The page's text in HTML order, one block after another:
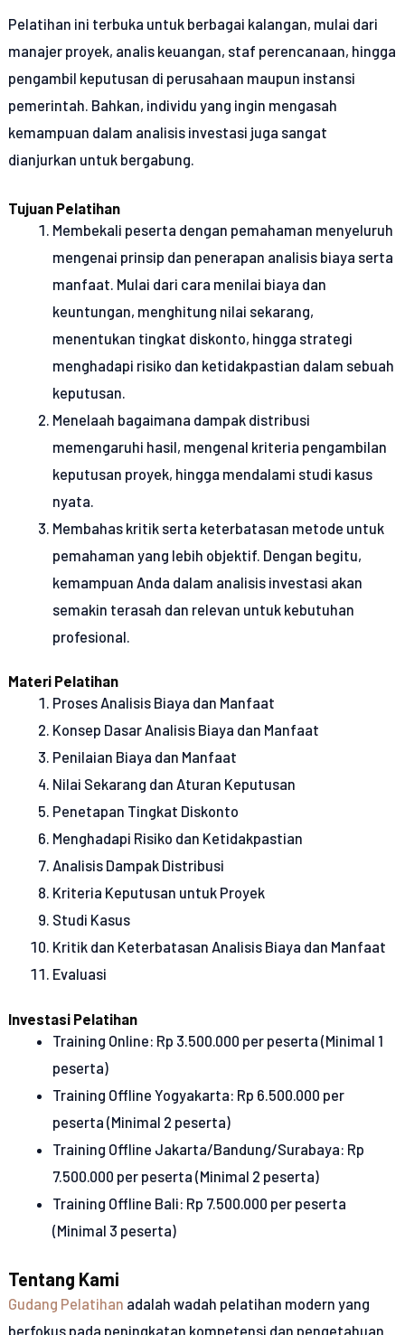
Pelatihan ini terbuka untuk berbagai kalangan, mulai dari
manajer proyek, analis keuangan, staf perencanaan, hingga
pengambil keputusan di perusahaan maupun instansi
pemerintah. Bahkan, individu yang ingin mengasah
kemampuan dalam analisis investasi juga sangat
dianjurkan untuk bergabung.
Tujuan Pelatihan
Membekali peserta dengan pemahaman menyeluruh
mengenai prinsip dan penerapan analisis biaya serta
manfaat. Mulai dari cara menilai biaya dan
keuntungan, menghitung nilai sekarang,
menentukan tingkat diskonto, hingga strategi
menghadapi risiko dan ketidakpastian dalam sebuah
keputusan.
Menelaah bagaimana dampak distribusi
memengaruhi hasil, mengenal kriteria pengambilan
keputusan proyek, hingga mendalami studi kasus
nyata.
Membahas kritik serta keterbatasan metode untuk
pemahaman yang lebih objektif. Dengan begitu,
kemampuan Anda dalam analisis investasi akan
semakin terasah dan relevan untuk kebutuhan
profesional.
Materi Pelatihan
Proses Analisis Biaya dan Manfaat
Konsep Dasar Analisis Biaya dan Manfaat
Penilaian Biaya dan Manfaat
Nilai Sekarang dan Aturan Keputusan
Penetapan Tingkat Diskonto
Menghadapi Risiko dan Ketidakpastian
Analisis Dampak Distribusi
Kriteria Keputusan untuk Proyek
Studi Kasus
Kritik dan Keterbatasan Analisis Biaya dan Manfaat
Evaluasi
Investasi Pelatihan
Training Online: Rp 3.500.000 per peserta (Minimal 1
peserta)
Training Offline Yogyakarta: Rp 6.500.000 per
peserta (Minimal 2 peserta)
Training Offline Jakarta/Bandung/Surabaya: Rp
7.500.000 per peserta (Minimal 2 peserta)
Training Offline Bali: Rp 7.500.000 per peserta
(Minimal 3 peserta)
Tentang Kami
Gudang Pelatihan adalah wadah pelatihan modern yang
berfokus pada peningkatan kompetensi dan pengetahuan